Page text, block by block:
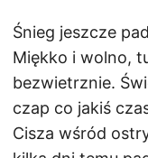
Śnieg jeszcze
Miękko i wolno,
bezwietrznie.
czap co jakiś
Cisza wśród